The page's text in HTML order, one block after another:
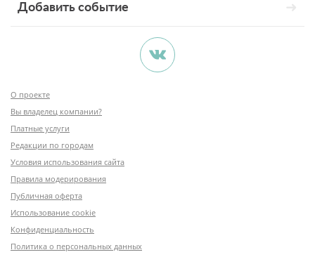
Добавить событие
О проекте
Вы владелец компании?
Платные услуги
Редакции по городам
Условия использования сайта
Правила модерирования
Публичная оферта
Использование cookie
Конфиденциальность
Политика о персональных данных